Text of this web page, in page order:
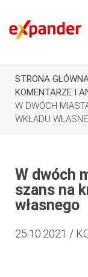
STRONA
KOMENTARZE I
W DWÓCH
WKŁADU
W dwóch
szans na
własnego
25.10.2021 /